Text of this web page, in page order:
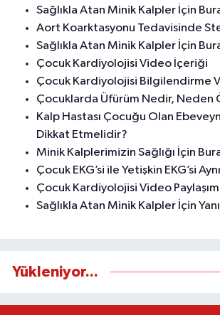
Sağlıkla Atan Minik Kalpler İçin
Aort Koarktasyonu Tedavisinde
Sağlıkla Atan Minik Kalpler İçin
Çocuk Kardiyolojisi Video İçeriği
Çocuk Kardiyolojisi Bilgilendirme
Çocuklarda Üfürüm Nedir, Neden
Kalp Hastası Çocuğu Olan
Dikkat Etmelidir?
Minik Kalplerimizin Sağlığı İçin
Çocuk EKG’si ile Yetişkin EKG’si
Çocuk Kardiyolojisi Video
Sağlıkla Atan Minik Kalpler İçin
Yükleniyor...